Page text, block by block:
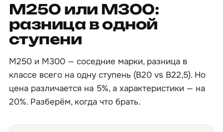
М250 или М300:
разница в одной
ступени
М250 и М300 — соседние марки, разница в
классе всего на одну ступень (B20 vs B22,5). Но
цена различается на 5%, а характеристики — на
20%. Разберём, когда что брать.